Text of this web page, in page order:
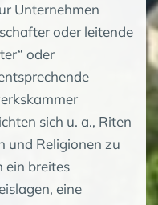
Unternehmen
oder leitende
oder
sich u. a., Riten
und Religionen zu
ein breites
eine